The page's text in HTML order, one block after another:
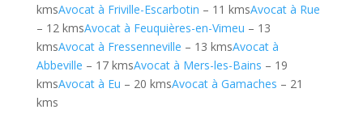
kmsAvocat à Friville-Escarbotin – 11 kmsAvocat à Rue
– 12 kmsAvocat à Feuquières-en-Vimeu – 13
kmsAvocat à Fressenneville – 13 kmsAvocat à
Abbeville – 17 kmsAvocat à Mers-les-Bains – 19
kmsAvocat à Eu – 20 kmsAvocat à Gamaches – 21
kms